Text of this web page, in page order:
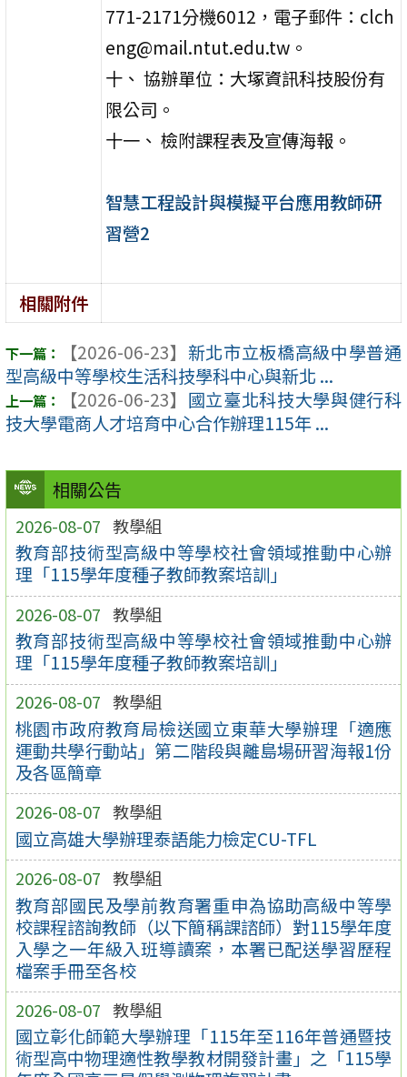
相關公告
2026-08-07 教學組
教育部技術型高級中等學校社會領域推動中心辦
理「115學年度種子教師教案培訓」
2026-08-07 教學組
教育部技術型高級中等學校社會領域推動中心辦
理「115學年度種子教師教案培訓」
2026-08-07 教學組
桃園市政府教育局檢送國立東華大學辦理「適應
運動共學行動站」第二階段與離島場研習海報1份
及各區簡章
2026-08-07 教學組
國立高雄大學辦理泰語能力檢定CU-TFL
2026-08-07 教學組
教育部國民及學前教育署重申為協助高級中等學
校課程諮詢教師（以下簡稱課諮師）對115學年度
入學之一年級入班導讀案，本署已配送學習歷程
檔案手冊至各校
2026-08-07 教學組
國立彰化師範大學辦理「115年至116年普通暨技
術型高中物理適性教學教材開發計畫」之「115學
771-2171分機6012，電子郵件：clch
eng@mail.ntut.edu.tw。
十、 協辦單位：大塚資訊科技股份有
限公司。
十一、 檢附課程表及宣傳海報。
智慧工程設計與模擬平台應用教師研
習營2
相關附件
【2026-06-23】 新北市立板橋高級中學普通
型高級中等學校生活科技學科中心與新北 ...
【2026-06-23】 國立臺北科技大學與健行科
技大學電商人才培育中心合作辦理115年 ...